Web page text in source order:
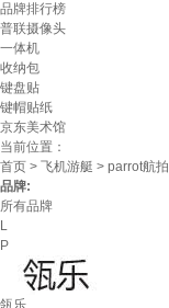
品牌排行榜
普联摄像头
一体机
收纳包
键盘贴
键帽贴纸
京东美术馆
当前位置：
首页 > 飞机游艇 > parrot航拍
品牌:
所有品牌
L
P
瓴乐